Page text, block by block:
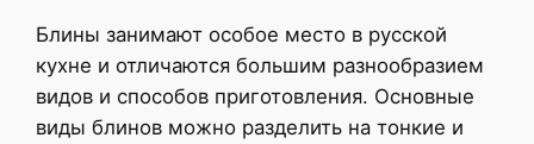
Блины занимают особое место в русской
кухне и отличаются большим разнообразием
видов и способов приготовления. Основные
виды блинов можно разделить на тонкие и